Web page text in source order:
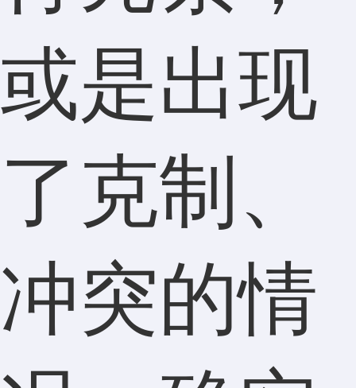
或是出现
了克制、
冲突的情